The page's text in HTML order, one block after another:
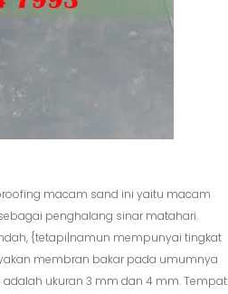
macam sand ini yaitu macam
penghalang sinar matahari.
{tetapi|namun mempunyai tingkat
membran bakar pada umumnya
ukuran 3 mm dan 4 mm. Tempat